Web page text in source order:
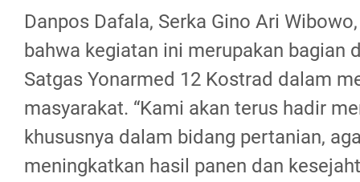
Danpos Dafala, Serka Gino Ari
bahwa kegiatan ini merupakan bagian
Satgas Yonarmed 12 Kostrad dalam
masyarakat. “Kami akan terus hadir
khususnya dalam bidang pertanian,
meningkatkan hasil panen dan